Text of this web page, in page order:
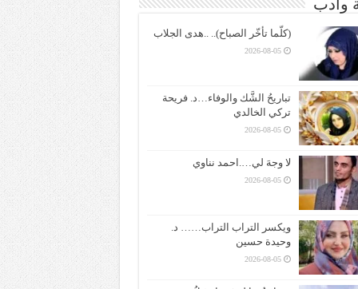
وادب
(كلّما تأخّر الصباح).. ..هدى الجلاب
2026-08-05
تباريحُ الشَّك والوفاء…د. فريحة
تركي الخالدي
2026-08-05
لا وجهَ لي….احمد نناوي
2026-08-05
ويكسر التراب التراب…… د.
وحيدة حسين
2026-08-05